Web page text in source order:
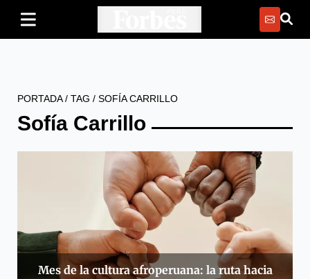
PORTADA/ TAG / SOFÍA CARRILLO
Sofía Carrillo
Mes de la cultura afroperuana: la ruta hacia